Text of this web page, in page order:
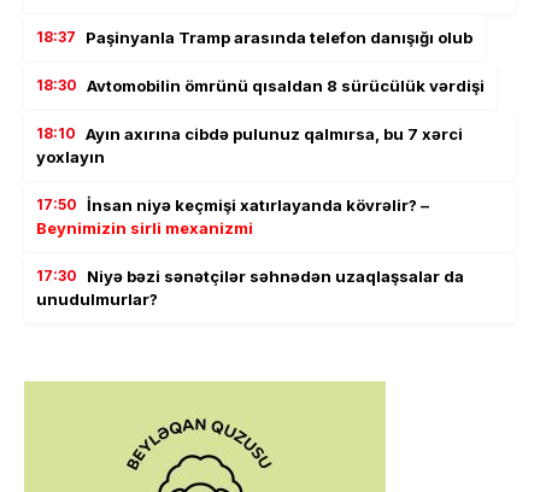
18:37 Paşinyanla Tramp arasında telefon danışığı olub
18:30 Avtomobilin ömrünü qısaldan 8 sürücülük vərdişi
18:10 Ayın axırına cibdə pulunuz qalmırsa, bu 7 xərci
yoxlayın
17:50 İnsan niyə keçmişi xatırlayanda kövrəlir? –
Beynimizin sirli mexanizmi
17:30
Niyə bəzi sənətçilər səhnədən uzaqlaşsalar da
unudulmurlar?